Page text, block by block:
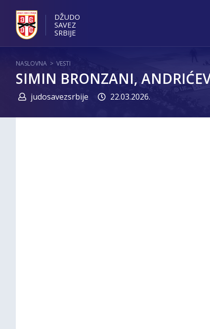
DŽUDO
SAVEZ
SRBIJE
NASLOVNA > VESTI
SIMIN BRONZANI,
judosavezsrbije 22.03.2026.